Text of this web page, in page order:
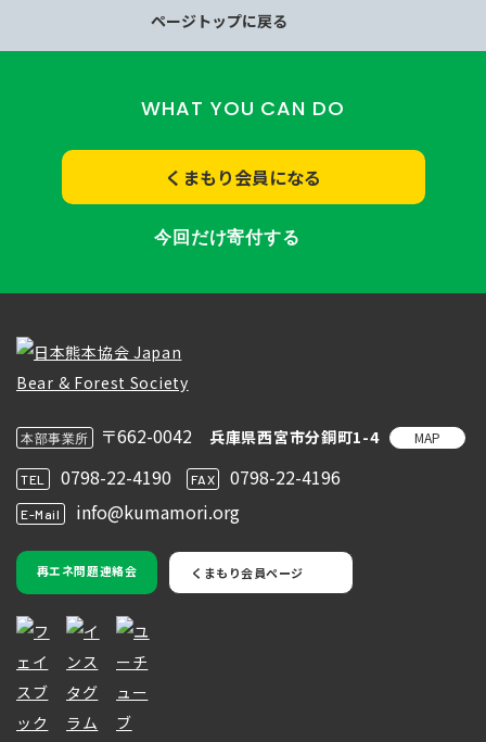
ページトップに戻る
WHAT YOU CAN DO
くまもり会員になる
今回だけ寄付する
本部事業所 〒662-0042 兵庫県西宮市分銅町1-4 MAP
TEL 0798-22-4190 FAX 0798-22-4196
E-Mail info@kumamori.org
再エネ問題連絡会 くまもり会員ページ